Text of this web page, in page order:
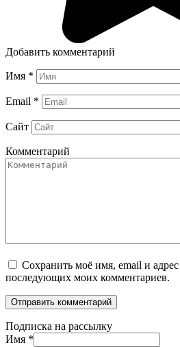
Добавить комментарий
Имя *
Email *
Сайт
Комментарий
Сохранить моё имя, email и адрес
последующих моих комментариев.
Подписка на рассылку
Имя *